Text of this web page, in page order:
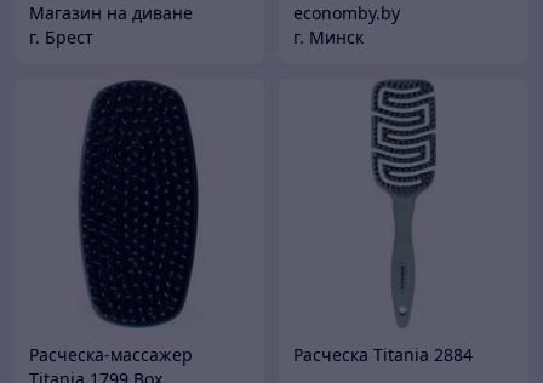
Магазин на диване
г. Брест
economby.by
г. Минск
Расческа-массажер
Расческа Titania 2884